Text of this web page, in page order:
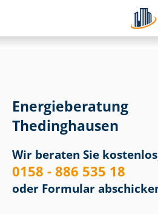
Energieberatung
Thedinghausen
Wir beraten Sie
0158 - 886 535 18
oder Formular